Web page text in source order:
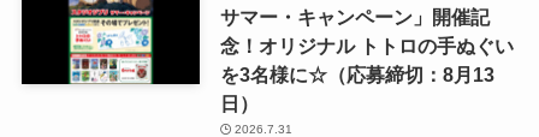
サマー・キャンペーン」開催記
念！オリジナル トトロの手ぬぐい
を3名様に☆（応募締切：8月13
日）
2026.7.31